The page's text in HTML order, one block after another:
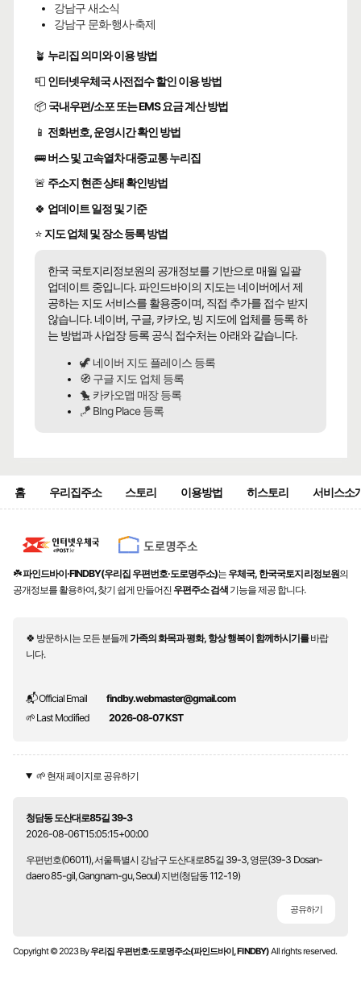
강남구 새소식
강남구 문화·행사·축제
🪴 누리집 의미와 이용 방법
📮 인터넷우체국 사전접수 할인 이용 방법
📦 국내우편/소포 또는 EMS 요금 계산 방법
📱 전화번호, 운영시간 확인 방법
🚌버스 및 고속열차 대중교통 누리집
🚨 주소지 현존 상태 확인방법
🍀 업데이트 일정 및 기준
⭐ 지도 업체 및 장소 등록 방법
한국 국토지리정보원의 공개정보를 기반으로 매월 일괄
업데이트 중입니다. 파인드바이의 지도는 네이버에서 제
공하는 지도 서비스를 활용중이며, 직접 추가를 접수 받지
않습니다. 네이버, 구글, 카카오, 빙 지도에 업체를 등록 하
는 방법과 사업장 등록 공식 접수처는 아래와 같습니다.
🦖 네이버 지도 플레이스 등록
🧭 구글 지도 업체 등록
🐤 카카오맵 매장 등록
🪁 BIng Place 등록
홈 우리집주소 스토리 이용방법 히스토리 서비스소
☘️파인드바이·FINDBY(우리집 우편번호·도로명주소)는 우체국, 한국국토지리정보원의
공개정보를 활용하여, 찾기 쉽게 만들어진 우편주소 검색 기능을 제공 합니다.
🍀 방문하시는 모든 분들께가족의 화목과 평화, 항상 행복이 함께하시기를바랍
니다.
📬 Official Email
findby.webmaster@gmail.com
🌱 Last Modified
2026-08-07 KST
🌱 현재 페이지로 공유하기
청담동 도산대로85길 39-3
2026-08-06T15:05:15+00:00
우편번호(06011), 서울특별시 강남구 도산대로85길 39-3, 영문(39-3 Dosan-
daero 85-gil, Gangnam-gu, Seoul) 지번(청담동 112-19)
공유하기
Copyright © 2023 By우리집 우편번호·도로명주소(파인드바이, FINDBY)All rights reserved.